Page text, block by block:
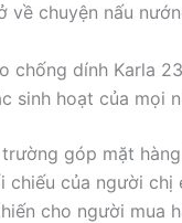
về chuyện nấu
chống dính Karla
sinh hoạt của mọi
góp mặt
chiếu của người
cho người mua